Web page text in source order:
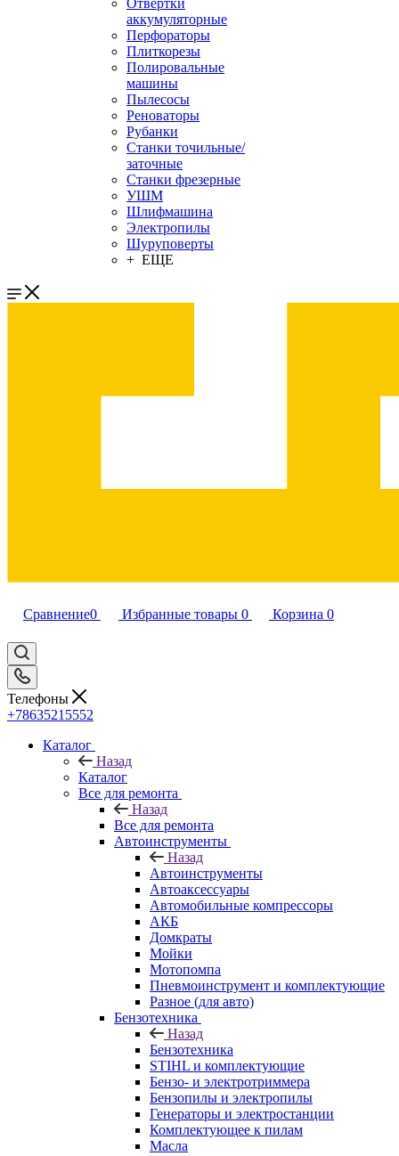
Отвертки
аккумуляторные
Перфораторы
Плиткорезы
Полировальные
машины
Пылесосы
Реноваторы
Рубанки
Станки точильные/
заточные
Станки фрезерные
УШМ
Шлифмашина
Электропилы
Шуруповерты
+ ЕЩЕ
Сравнение0 Избранные товары 0 Корзина 0
Телефоны
+78635215552
Каталог
Назад
Каталог
Все для ремонта
Назад
Все для ремонта
Автоинструменты
Назад
Автоинструменты
Автоаксессуары
Автомобильные компрессоры
АКБ
Домкраты
Мойки
Мотопомпа
Пневмоинструмент и комплектующие
Разное (для авто)
Бензотехника
Назад
Бензотехника
STIHL и комплектующие
Бензо- и электротриммера
Бензопилы и электропилы
Генераторы и электростанции
Комплектующее к пилам
Масла